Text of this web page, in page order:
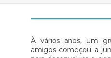
À vários anos, um
amigos começou a